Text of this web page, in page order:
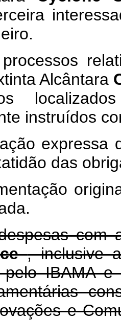
Alcântara
instruídos
expressa
das
com
, inclusive
pelo IBAMA
e